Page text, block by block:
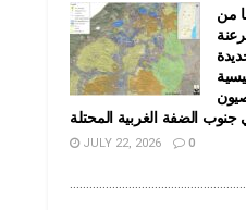
دونما من
جنوب الضفة الغربية المحتلة
JULY 22, 2026 0